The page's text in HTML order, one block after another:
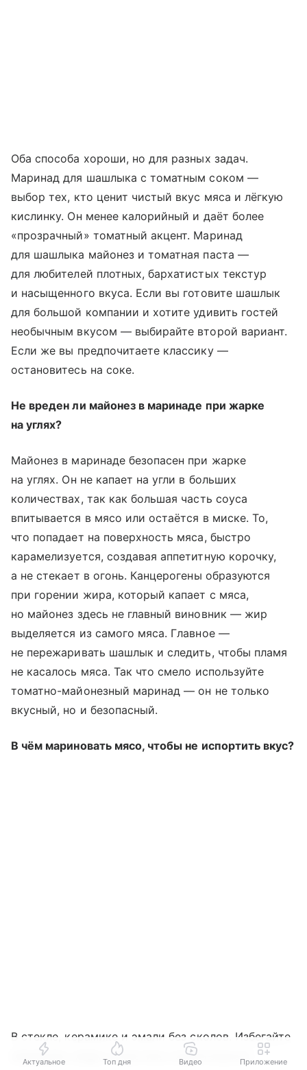
Оба способа хороши, но для разных задач.
Маринад для шашлыка с томатным соком —
выбор тех, кто ценит чистый вкус мяса и лёгкую
кислинку. Он менее калорийный и даёт более
«прозрачный» томатный акцент. Маринад
для шашлыка майонез и томатная паста —
для любителей плотных, бархатистых текстур
и насыщенного вкуса. Если вы готовите шашлык
для большой компании и хотите удивить гостей
необычным вкусом — выбирайте второй вариант.
Если же вы предпочитаете классику —
остановитесь на соке.
Не вреден ли майонез в маринаде при жарке
на углях?
Майонез в маринаде безопасен при жарке
на углях. Он не капает на угли в больших
количествах, так как большая часть соуса
впитывается в мясо или остаётся в миске. То,
что попадает на поверхность мяса, быстро
карамелизуется, создавая аппетитную корочку,
а не стекает в огонь. Канцерогены образуются
при горении жира, который капает с мяса,
но майонез здесь не главный виновник — жир
выделяется из самого мяса. Главное —
не пережаривать шашлык и следить, чтобы пламя
не касалось мяса. Так что смело используйте
томатно-майонезный маринад — он не только
вкусный, но и безопасный.
В чём мариновать мясо, чтобы не испортить вкус?
В стекле, керамике и эмали без сколов. Избегайте
алюминия, меди и пластика сомнительного
Актуальное Топ дня Видео Приложение